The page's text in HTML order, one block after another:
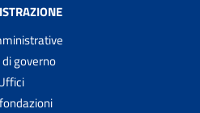
governo